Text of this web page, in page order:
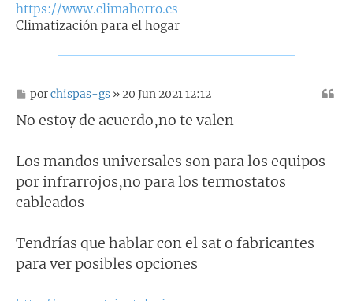
https://www.climahorro.es
Climatización para el hogar
M
n
j
e
porchispas-gs » 20 Jun 2021 12:12
No estoy de acuerdo,no te valen
Los mandos universales son para los equipos
por infrarrojos,no para los termostatos
cableados
Tendrías que hablar con el sat o fabricantes
para ver posibles opciones